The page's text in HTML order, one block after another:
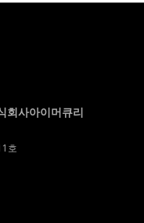
회사아이머큐리
호